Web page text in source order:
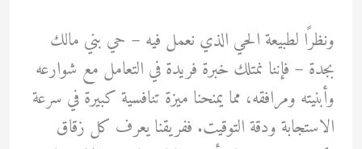
ونظرًا لطبيعة الحي الذي نعمل فيه – حي بني مالك
بجدة – فإننا نمتلك خبرة فريدة في التعامل مع شوارعه
وأبنيته ومرافقه، مما يمنحنا ميزة تنافسية كبيرة في سرعة
الاستجابة ودقة التوقيت. ففريقنا يعرف كل زقاق